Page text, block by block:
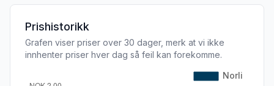
Produktbeskrivelse
Prishistorikk
Grafen viser priser over 30 dager, merk at vi ikke
innhenter priser hver dag så feil kan forekomme.